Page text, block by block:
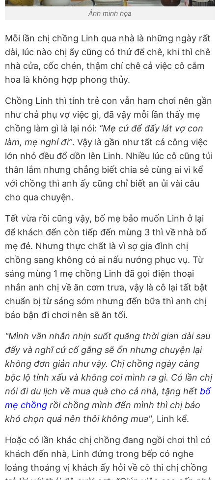
Ảnh minh họa
Mỗi lần chị chồng Linh qua nhà là những ngày rất
dài, lúc nào chị ấy cũng có thứ để chê, khi thì chê
nhà cửa, cốc chén, thậm chí chê cả việc cô cắm
hoa là không hợp phong thủy.
Chồng Linh thì tính trẻ con vẫn ham chơi nên gần
như chả phụ vợ việc gì, đã vậy mỗi lần thấy mẹ
chồng làm gì là lại nói: “Mẹ cứ để đấy lát vợ con
làm, mẹ nghỉ đi”. Vậy là gần như tất cả công việc
lớn nhỏ đều đổ dồn lên Linh. Nhiều lúc cô cũng tủi
thân lắm nhưng chẳng biết chia sẻ cùng ai vì kể
với chồng thì anh ấy cũng chỉ biết an ủi vài câu
cho qua chuyện.
Tết vừa rồi cũng vậy, bố mẹ bảo muốn Linh ở lại
để khách đến còn tiếp đến mùng 3 thì về nhà bố
mẹ đẻ. Nhưng thực chất là vì sợ gia đình chị
chồng sang không có ai nấu nướng phục vụ. Từ
sáng mùng 1 mẹ chồng Linh đã gọi điện thoại
nhắn anh chị về ăn cơm trưa, vậy là cô lại tất bật
chuẩn bị từ sáng sớm nhưng đến bữa thì anh chị
báo bận đi chơi nên sẽ ăn tối.
"Mình vẫn nhẫn nhịn suốt quãng thời gian dài sau
đấy và nghĩ cứ cố gắng sẽ ổn nhưng chuyện lại
không đơn giản như vậy. Chị chồng ngày càng
bộc lộ tính xấu và không coi mình ra gì. Có lần chị
nói đi du lịch về mua quà cho cả nhà, tặng hết bố
mẹ chồng rồi chồng mình đến mình thì chị bảo
khó chọn quá nên thôi không mua", Linh kể.
Hoặc có lần khác chị chồng đang ngồi chơi thì có
khách đến nhà, Linh đứng trong bếp có nghe
loáng thoáng vị khách ấy hỏi về cô thì chị chồng